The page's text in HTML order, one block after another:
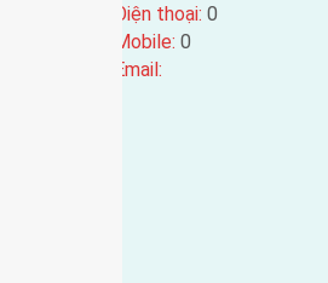
Điện thoại: 0
Mobile: 0
Email: